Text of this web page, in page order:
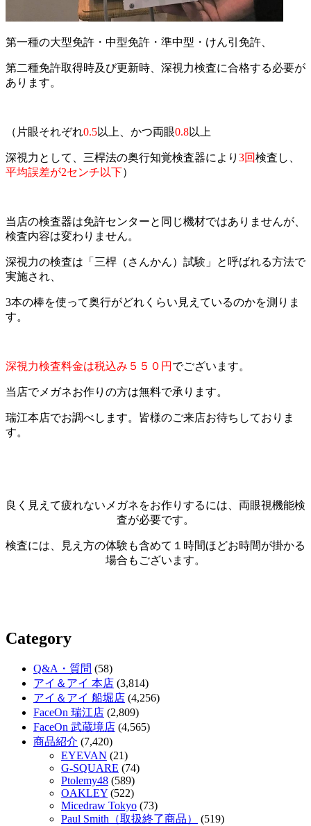
第一種の大型免許・中型免許・準中型・けん引免許、
第二種免許取得時及び更新時、深視力検査に合格する必要が
あります。
（片眼それぞれ0.5以上、かつ両眼0.8以上
深視力として、三桿法の奥行知覚検査器により 3回検査し、
平均誤差が2センチ以下）
当店の検査器は免許センターと同じ機材ではありませんが、
検査内容は変わりません。
深視力の検査は「三桿（さんかん）試験」と呼ばれる方法で
実施され、
3本の棒を使って奥行がどれくらい見えているのかを測りま
す。
深視力検査料金は税込み５５０円 でございます。
当店でメガネお作りの方は無料で承ります。
瑞江本店でお調べします。皆様のご来店お待ちしておりま
す。
良く見えて疲れないメガネをお作りするには、両眼視機能検
査が必要です。
検査には、見え方の体験も含めて１時間ほどお時間が掛かる
場合もございます。
Category
Q&A・質問 (58)
アイ＆アイ 本店 (3,814)
アイ＆アイ 船堀店 (4,256)
FaceOn 瑞江店 (2,809)
FaceOn 武蔵境店 (4,565)
商品紹介 (7,420)
EYEVAN (21)
G-SQUARE (74)
Ptolemy48 (589)
OAKLEY (522)
Micedraw Tokyo (73)
Paul Smith（取扱終了商品）
(519)